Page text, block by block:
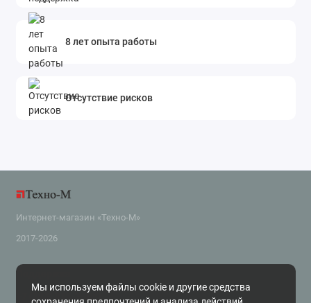
8 лет опыта работы
Отсутствие рисков
Мы используем файлы cookie и другие средства
Интернет-магазин «Техно-М»
2017-2026
Поддержка
+7 (343) 318-2-800